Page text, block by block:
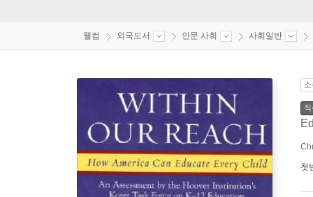
웰컴 외국도서 인문 사회 사회일반
첫